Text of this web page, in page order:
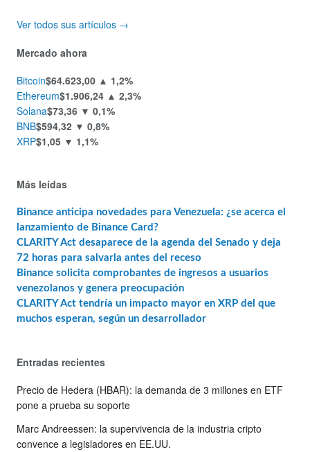
Ver todos sus artículos →
Mercado ahora
Bitcoin$64.623,00 ▲ 1,2%
Ethereum$1.906,24 ▲ 2,3%
Solana$73,36 ▼ 0,1%
BNB$594,32 ▼ 0,8%
XRP$1,05 ▼ 1,1%
Más leídas
Binance anticipa novedades para Venezuela: ¿se acerca el
lanzamiento de Binance Card?
CLARITY Act desaparece de la agenda del Senado y deja
72 horas para salvarla antes del receso
Binance solicita comprobantes de ingresos a usuarios
venezolanos y genera preocupación
CLARITY Act tendría un impacto mayor en XRP del que
muchos esperan, según un desarrollador
Entradas recientes
Precio de Hedera (HBAR): la demanda de 3 millones en ETF
pone a prueba su soporte
Marc Andreessen: la supervivencia de la industria cripto
convence a legisladores en EE.UU.